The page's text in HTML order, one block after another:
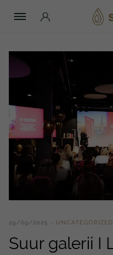
29/09/2025 UNCATEGORIZED
Suur galerii I